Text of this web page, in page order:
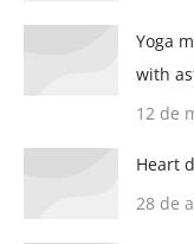
Yoga
with
12 de
Heart
28 de